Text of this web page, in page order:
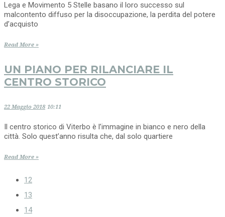
Lega e Movimento 5 Stelle basano il loro successo sul
malcontento diffuso per la disoccupazione, la perdita del potere
d’acquisto
Read More »
UN PIANO PER RILANCIARE IL
CENTRO STORICO
22 Maggio 2018 10:11
Il centro storico di Viterbo è l’immagine in bianco e nero della
città. Solo quest’anno risulta che, dal solo quartiere
Read More »
12
13
14